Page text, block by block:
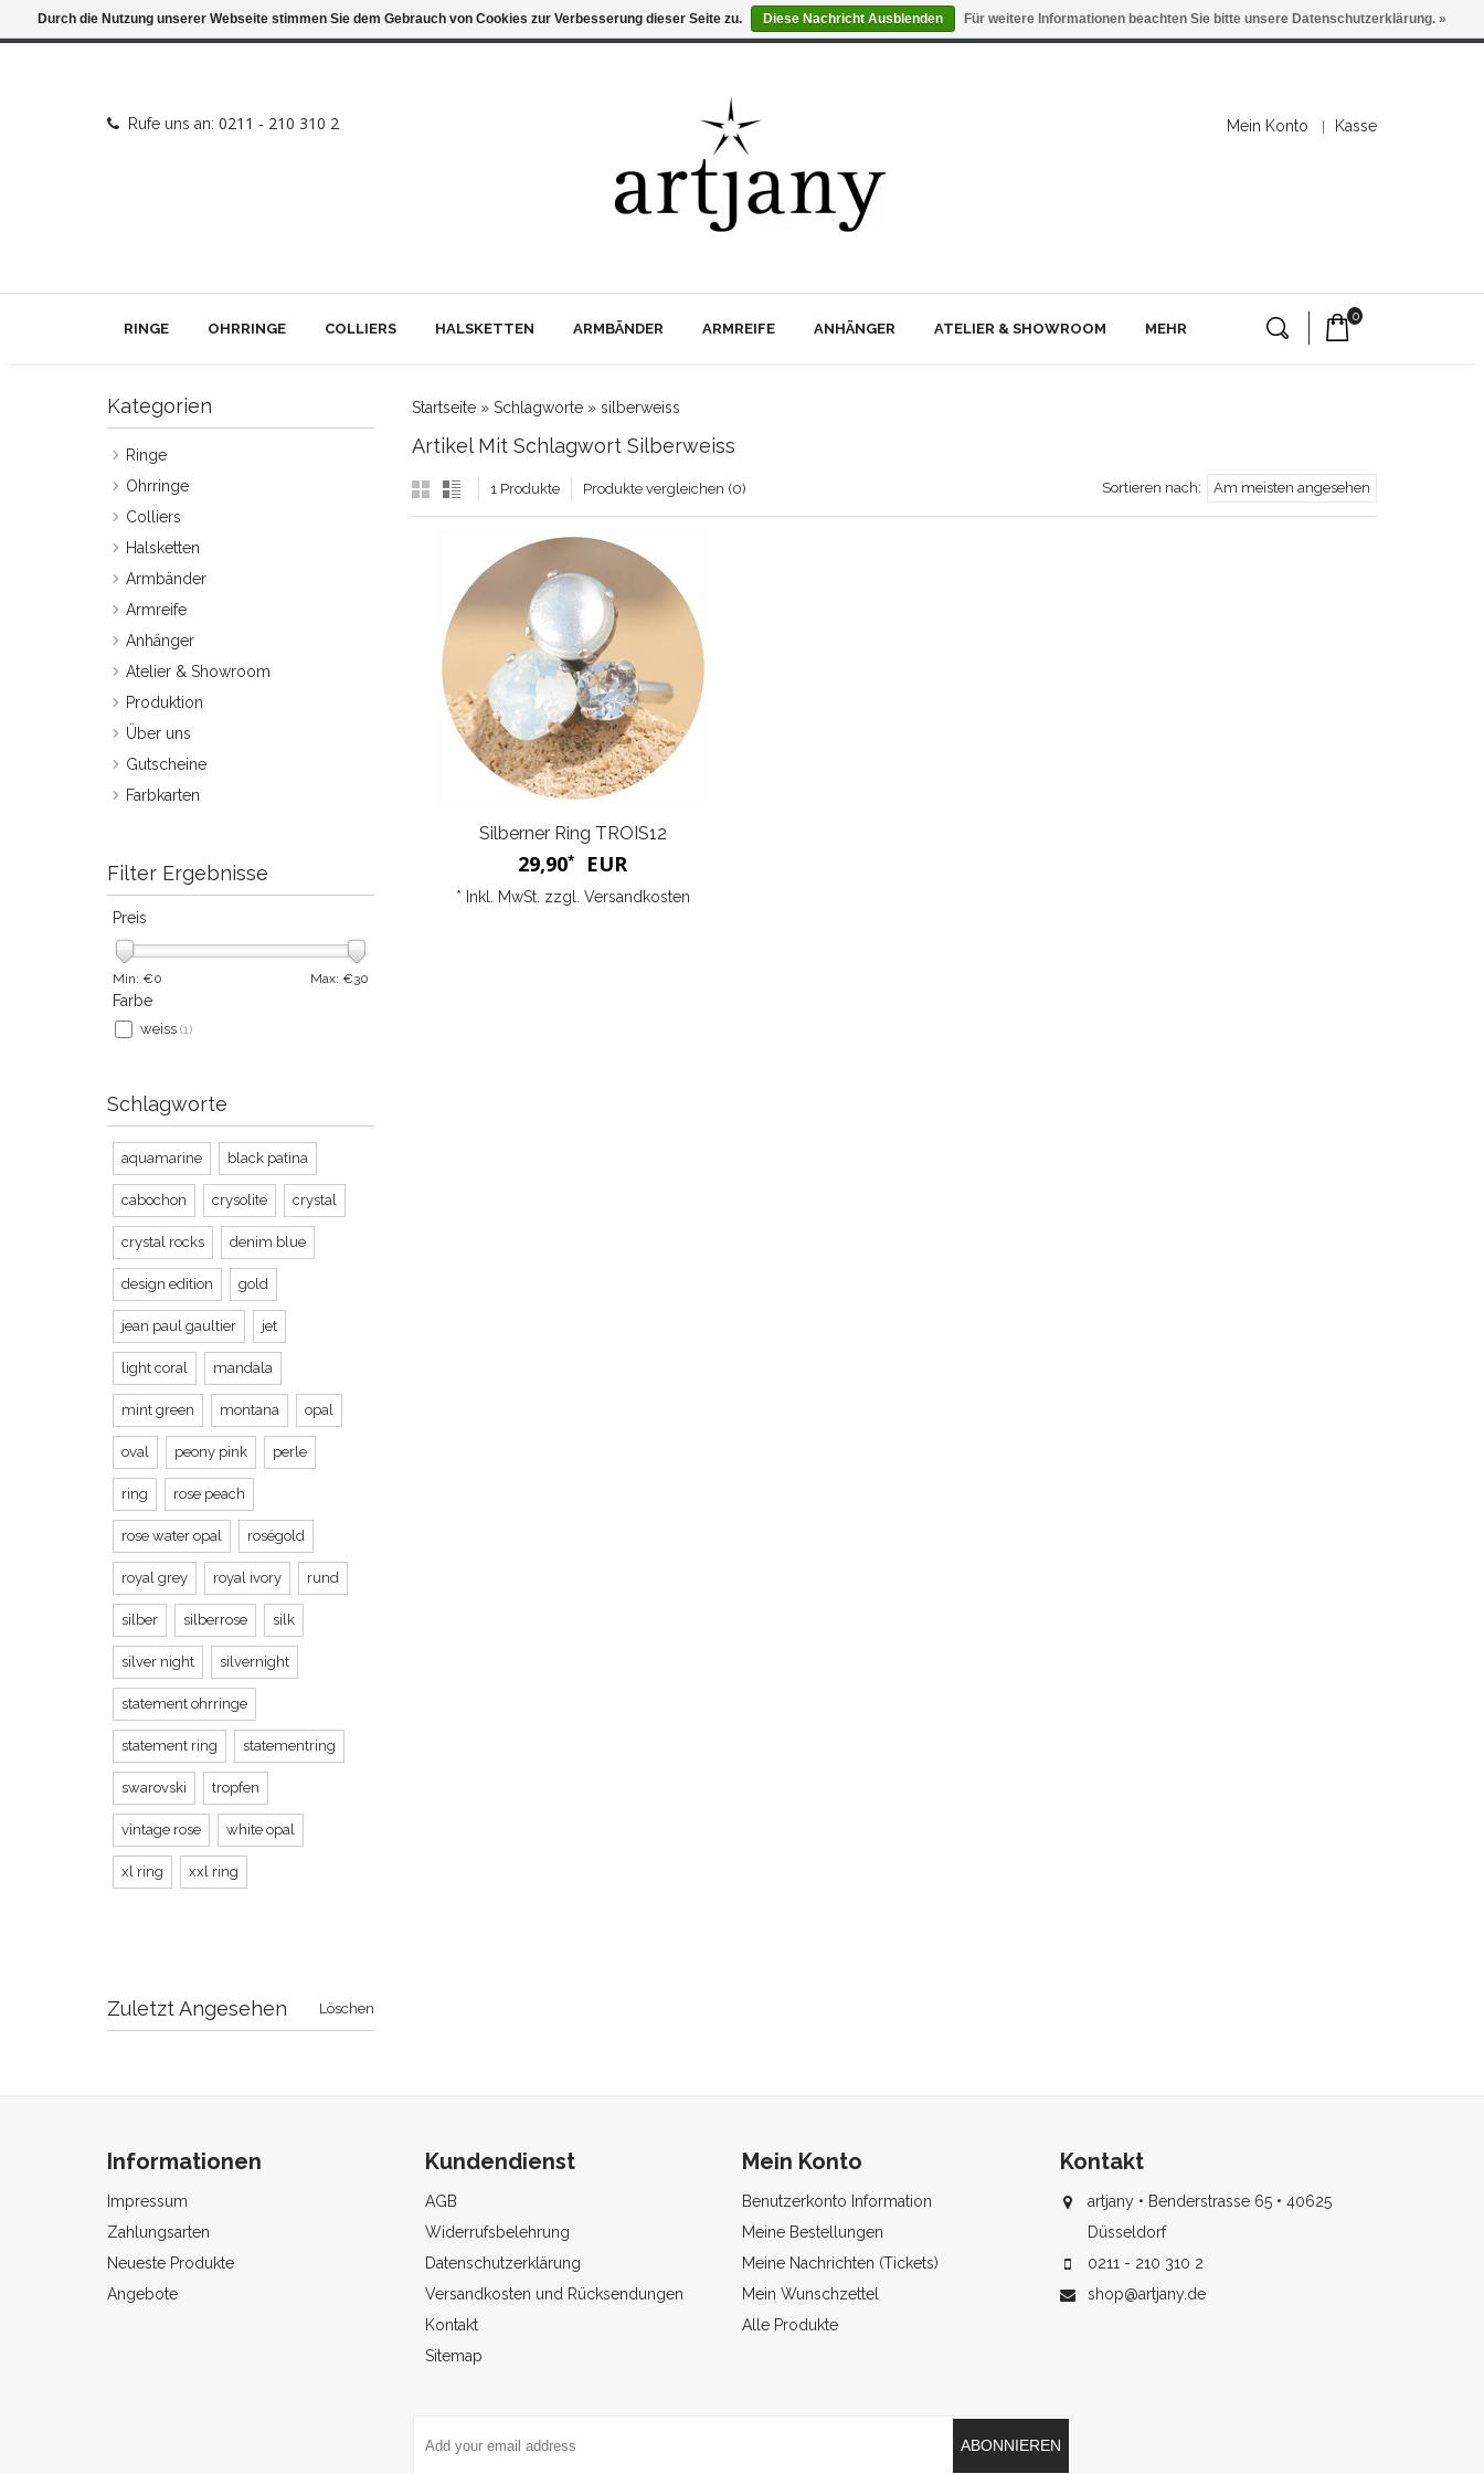
Rufe uns an: 0211 - 210 310 2 Mein Konto Kasse
RINGE OHRRINGE COLLIERS HALSKETTEN ARMBÄNDER ARMREIFE ANHÄNGER ATELIER & SHOWROOM MEHR
0
Startseite » Schlagworte » silberweiss
Artikel Mit Schlagwort Silberweiss
1 Produkte Produkte vergleichen (0) Sortieren nach: Am meisten angesehen
Silberner Ring TROIS12
29,90* EUR
* Inkl. MwSt. zzgl. Versandkosten
Kategorien
Ringe
Ohrringe
Colliers
Halsketten
Armbänder
Armreife
Anhänger
Atelier & Showroom
Produktion
Über uns
Gutscheine
Farbkarten
Filter Ergebnisse
Preis
Min: €0 Max: €30
Farbe
weiss (1)
Schlagworte
aquamarine black patina
cabochon crysolite crystal
crystal rocks denim blue
design edition gold
jean paul gaultier jet
light coral mandala
mint green montana opal
oval peony pink perle
ring rose peach
rose water opal roségold
royal grey royal ivory rund
silber silberrose silk
silver night silvernight
statement ohrringe
statement ring statementring
swarovski tropfen
vintage rose white opal
xl ring xxl ring
Zuletzt Angesehen Löschen
Informationen
Impressum
Zahlungsarten
Neueste Produkte
Angebote
Kundendienst
AGB
Widerrufsbelehrung
Datenschutzerklärung
Versandkosten und Rücksendungen
Kontakt
Sitemap
Mein Konto
Benutzerkonto Information
Meine Bestellungen
Meine Nachrichten (Tickets)
Mein Wunschzettel
Alle Produkte
Kontakt
artjany • Benderstrasse 65 • 40625
Düsseldorf
0211 - 210 310 2
shop@artjany.de
ABONNIEREN
Durch die Nutzung unserer Webseite stimmen Sie dem Gebrauch von Cookies zur Verbesserung dieser Seite zu. Diese Nachricht Ausblenden Für weitere Informationen beachten Sie bitte unsere Datenschutzerklärung. »